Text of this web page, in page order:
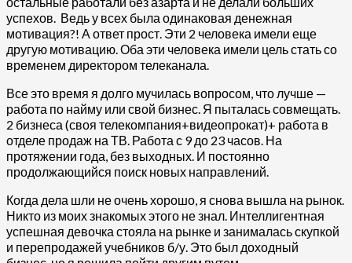
успехов. Ведь у всех была одинаковая денежная
мотивация?! А ответ прост. Эти 2 человека имели еще
другую мотивацию. Оба эти человека имели цель стать со
временем директором телеканала.
Все это время я долго мучилась вопросом, что лучше —
работа по найму или свой бизнес. Я пыталась совмещать.
2 бизнеса (своя телекомпания+видеопрокат)+ работа в
отделе продаж на ТВ. Работа с 9 до 23 часов. На
протяжении года, без выходных. И постоянно
продолжающийся поиск новых направлений.
Когда дела шли не очень хорошо, я снова вышла на рынок.
Никто из моих знакомых этого не знал. Интеллигентная
успешная девочка стояла на рынке и занималась скупкой
и перепродажей учебников б/у. Это был доходный